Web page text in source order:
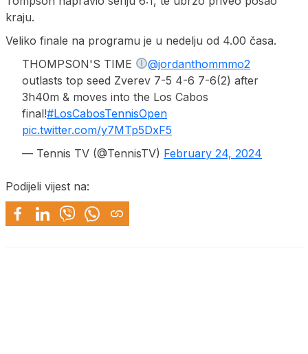
kraju.
Veliko finale na programu je u nedelju od 4.00 časa.
THOMPSON'S TIME
@jordanthommmo2
outlasts top seed Zverev 7-5 4-6 7-6(2) after
3h40m & moves into the Los Cabos
final!#LosCabosTennisOpen
pic.twitter.com/y7MTp5DxF5
— Tennis TV (@TennisTV) February 24, 2024
Podijeli vijest na: